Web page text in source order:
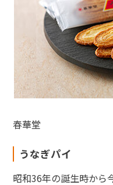
春華堂
うなぎパイ
昭和36年の誕生時から